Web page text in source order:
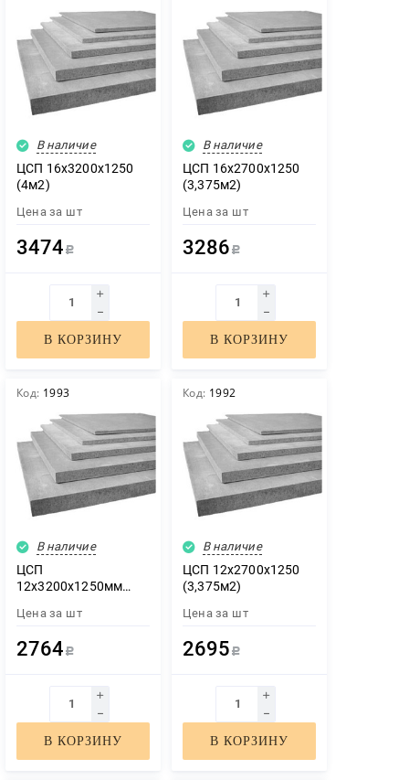
В наличие
ЦСП 16х3200х1250
(4м2)
Цена за шт
3474 Р
В КОРЗИНУ
В наличие
ЦСП 16х2700х1250
(3,375м2)
Цена за шт
3286 Р
В КОРЗИНУ
Код: 1993
В наличие
ЦСП
12х3200х1250мм
Цена за шт
2764 Р
В КОРЗИНУ
Код: 1992
В наличие
ЦСП 12х2700х1250
(3,375м2)
Цена за шт
2695 Р
В КОРЗИНУ